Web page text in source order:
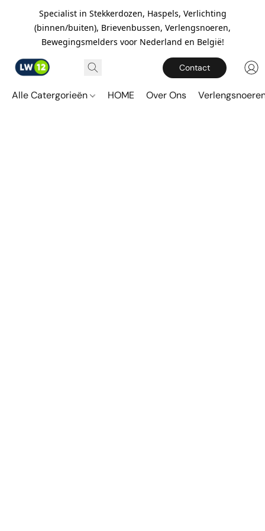
Specialist in Stekkerdozen, Haspels, Verlichting
(binnen/buiten), Brievenbussen, Verlengsnoeren,
Bewegingsmelders voor Nederland en België!
Contact
Alle Catergorieën HOME Over Ons